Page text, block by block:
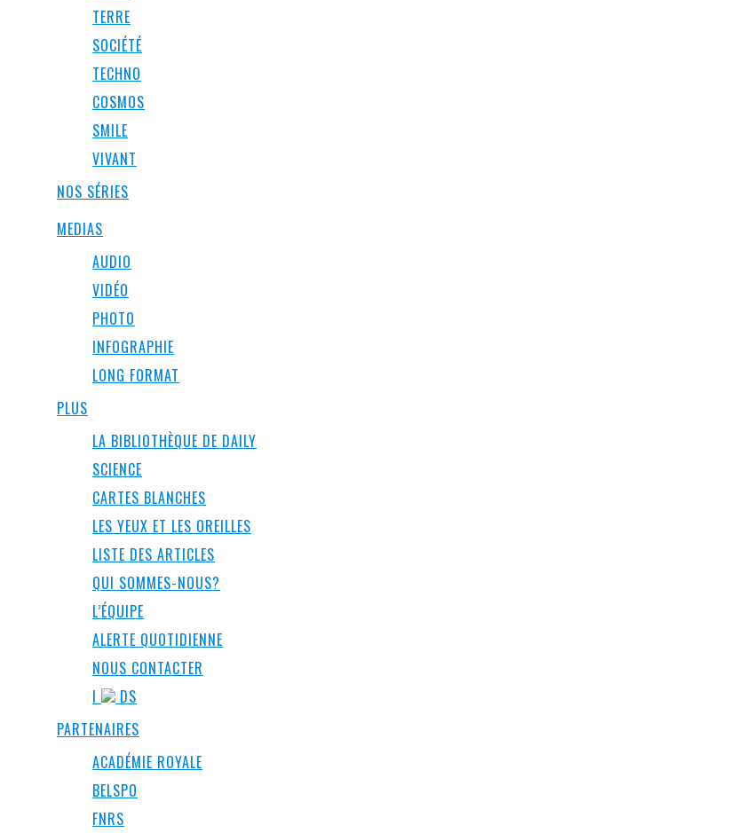
TERRE
SOCIÉTÉ
TECHNO
COSMOS
SMILE
VIVANT
NOS SÉRIES
MEDIAS
AUDIO
VIDÉO
PHOTO
INFOGRAPHIE
LONG FORMAT
PLUS
LA BIBLIOTHÈQUE DE DAILY
SCIENCE
CARTES BLANCHES
LES YEUX ET LES OREILLES
LISTE DES ARTICLES
QUI SOMMES-NOUS?
L’ÉQUIPE
ALERTE QUOTIDIENNE
NOUS CONTACTER
I
DS
PARTENAIRES
ACADÉMIE ROYALE
BELSPO
FNRS